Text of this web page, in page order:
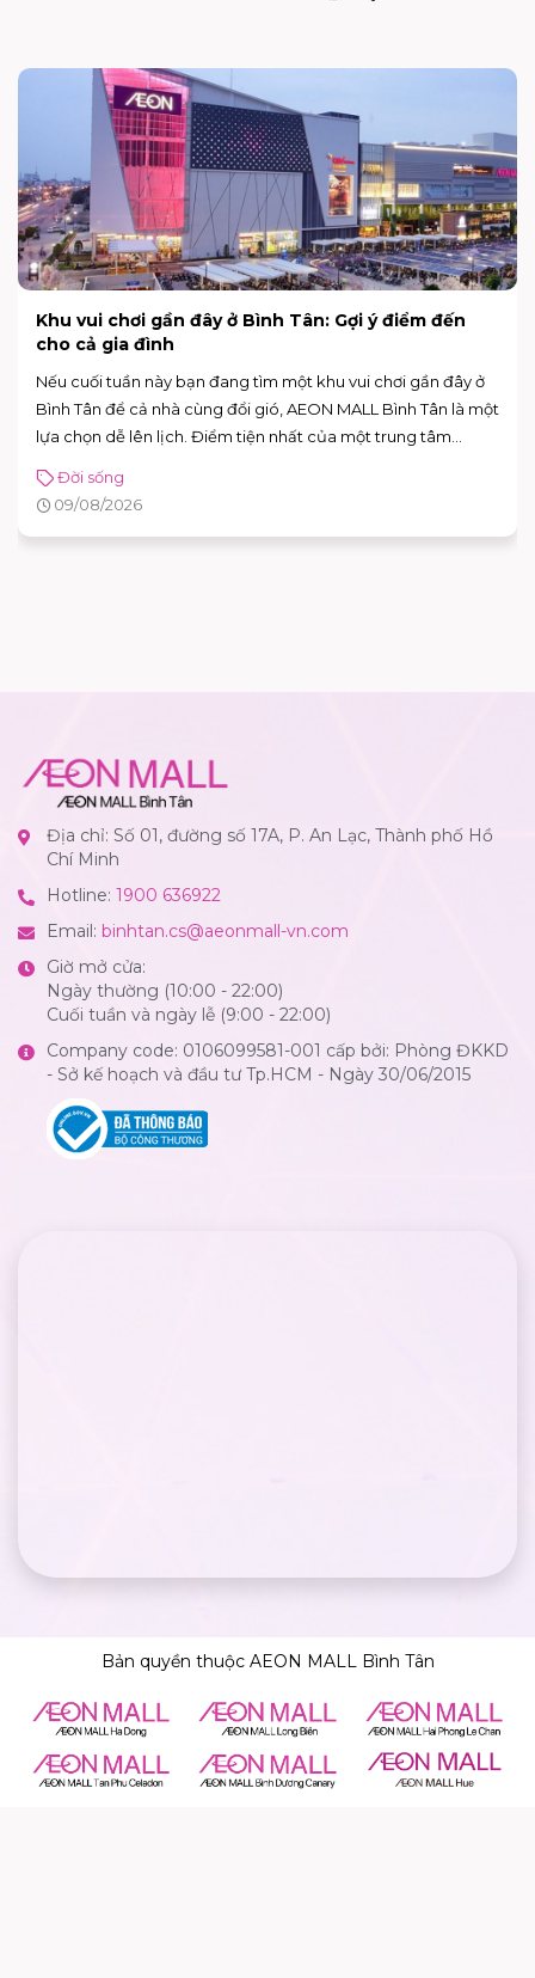
Ăn đêm có mập không? Cách ăn khuya không lo
tăng cân
“Lỡ đói quá nên ăn tí thôi” – câu này chắc ai cũng từng nói ít
nhất một lần. Nhưng rồi lại lo: ăn đêm có mập không? Câu
trả lời thực tế là: có thể mập, nhưng không phải cứ ăn sau 9
Đời sống
11/06/2026
Địa chỉ: Số 01, đường số 17A, P. An Lạc, Thành phố Hồ
Chí Minh
Hotline: 1900 636922
Email: binhtan.cs@aeonmall-vn.com
Giờ mở cửa:
Ngày thường (10:00 - 22:00)
Cuối tuần và ngày lễ (9:00 - 22:00)
Company code: 0106099581-001 cấp bởi: Phòng ĐKKD
- Sở kế hoạch và đầu tư Tp.HCM - Ngày 30/06/2015
Bản quyền thuộc AEON MALL Bình Tân